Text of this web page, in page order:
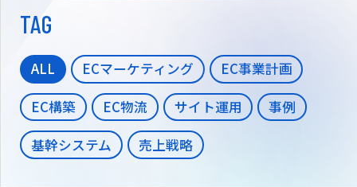
TAG
ALL ECマーケティング
EC事業計画
EC構築
EC物流 サイト運用
事例
基幹システム
売上戦略